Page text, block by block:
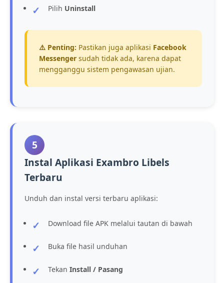
Pilih Uninstall
⚠️ Penting: Pastikan juga aplikasi Facebook
Messenger sudah tidak ada, karena dapat
mengganggu sistem pengawasan ujian.
5
Instal Aplikasi Exambro Libels
Terbaru
Unduh dan instal versi terbaru aplikasi:
Download file APK melalui tautan di bawah
Buka file hasil unduhan
Tekan Install / Pasang